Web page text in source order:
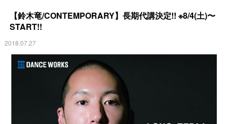
【鈴木竜/CONTEMPORARY】長期代講決定!! ※8/4(土)〜
START!!
2018.07.27